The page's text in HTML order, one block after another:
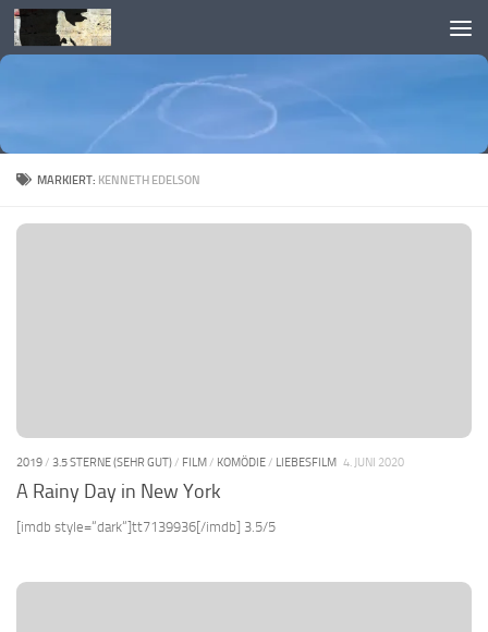
Skip to content
MARKIERT: KENNETH EDELSON
2019/ 3.5 STERNE (SEHR GUT)/ FILM/ KOMÖDIE/ LIEBESFILM 4. JUNI 2020
A Rainy Day in New York
[imdb style=“dark“]tt7139936[/imdb] 3.5/5